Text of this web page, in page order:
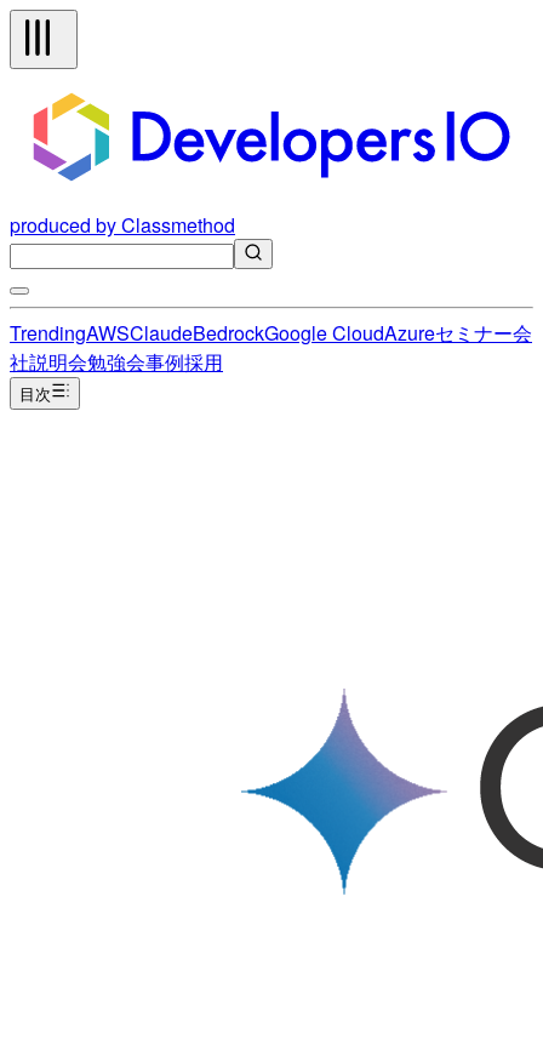
produced by Classmethod
TrendingAWSClaudeBedrockGoogle CloudAzureセミナー会
社説明会勉強会事例採用
目次